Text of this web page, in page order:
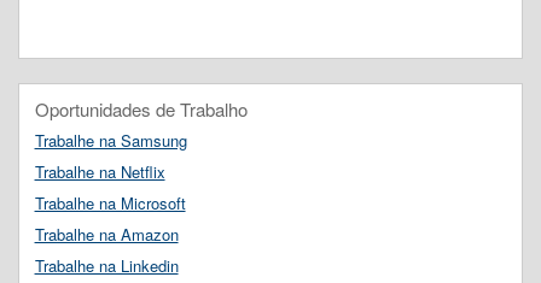
Oportunidades de Trabalho
Trabalhe na Samsung
Trabalhe na Netflix
Trabalhe na Microsoft
Trabalhe na Amazon
Trabalhe na Linkedin